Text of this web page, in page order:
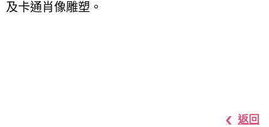
及卡通肖像雕塑。
返回